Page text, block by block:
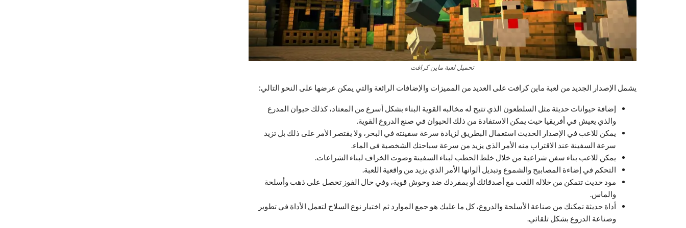
تحميل لعبة ماين كرافت
يشمل الإصدار الجديد من لعبة ماين كرافت على العديد من المميزات والإضافات الرائعة والتي يمكن عرضها على النحو التالي:
إضافة حيوانات حديثة مثل السلطعون الذي تتيح له مخالبه القوية البناء بشكل أسرع من المعتاد، كذلك حيوان المدرع
والذي يعيش في أفريقيا حيث يمكن الاستفادة من ذلك الحيوان في صنع الدروع القوية.
يمكن للاعب في الإصدار الحديث استعمال البطريق لزيادة سرعة سفينته في البحر، ولا يقتصر الأمر على ذلك بل تزيد
سرعة السفينة عند الاقتراب منه الأمر الذي يزيد من سرعة سباحتك الشخصية في الماء.
يمكن للاعب بناء سفن شراعية من خلال خلط الحطب لبناء السفينة وصوت الخراف لبناء الشراعات.
التحكم في إضاءة المصابيح والشموع وتبديل ألوانها الأمر الذي يزيد من واقعية اللعبة.
مود حديث تتمكن من خلاله اللعب مع أصدقائك أو بمفردك ضد وحوش قوية، وفي حال الفوز تحصل على ذهب وأسلحة
والماس.
أداة حديثة تمكنك من صناعة الأسلحة والدروع، كل ما عليك هو جمع الموارد ثم اختيار نوع السلاح لتعمل الأداة في تطوير
وصناعة الدروع بشكل تلقائي.